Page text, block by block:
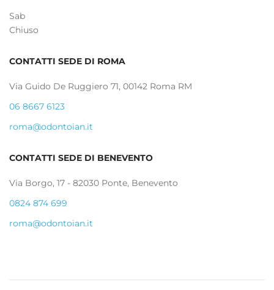
Sab
Chiuso
CONTATTI SEDE DI ROMA
Via Guido De Ruggiero 71, 00142 Roma RM
06 8667 6123
roma@odontoian.it
CONTATTI SEDE DI BENEVENTO
Via Borgo, 17 - 82030 Ponte, Benevento
0824 874 699
roma@odontoian.it